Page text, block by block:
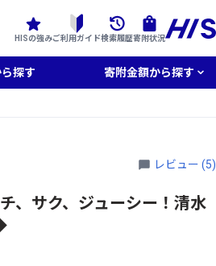
HISの強みご利用ガイド検索履歴寄附状況
探す 寄附金額から探す
レビュー (5)
、サク、ジューシー！清水